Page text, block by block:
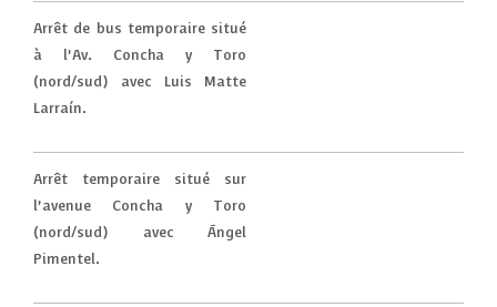
Arrêt de bus temporaire situé
à l’Av. Concha y Toro
(nord/sud) avec Luis Matte
Larraín.
Arrêt temporaire situé sur
l’avenue Concha y Toro
(nord/sud) avec Ángel
Pimentel.